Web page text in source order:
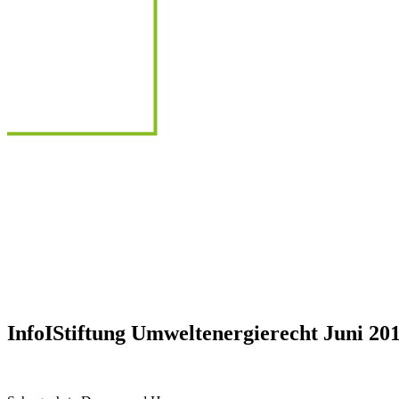
InfoIStiftung Umweltenergierecht Juni